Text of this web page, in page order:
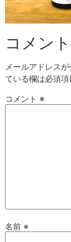
コメン
メールアドレスが
ている欄は必須項
コメント ※
名前 ※